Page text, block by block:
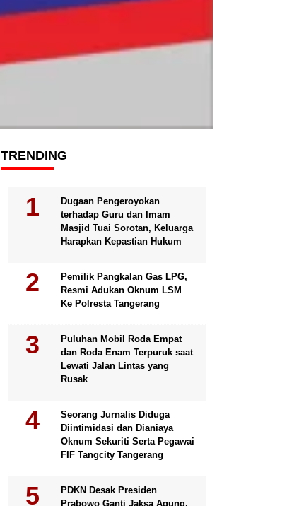
TRENDING
Dugaan Pengeroyokan
terhadap Guru dan Imam
Masjid Tuai Sorotan, Keluarga
Harapkan Kepastian Hukum
Pemilik Pangkalan Gas LPG,
Resmi Adukan Oknum LSM
Ke Polresta Tangerang
Puluhan Mobil Roda Empat
dan Roda Enam Terpuruk saat
Lewati Jalan Lintas yang
Rusak
Seorang Jurnalis Diduga
Diintimidasi dan Dianiaya
Oknum Sekuriti Serta Pegawai
FIF Tangcity Tangerang
PDKN Desak Presiden
Prabowo Ganti Jaksa Agung,